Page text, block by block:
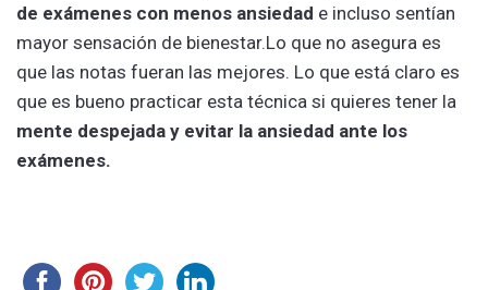
de exámenes con menos ansiedad e incluso sentían
mayor sensación de bienestar.Lo que no asegura es
que las notas fueran las mejores. Lo que está claro es
que es bueno practicar esta técnica si quieres tener la
mente despejada y evitar la ansiedad ante los
exámenes.